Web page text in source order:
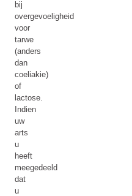
bij
overgevoeligheid
voor
tarwe
(anders
dan
coeliakie)
of
lactose.
Indien
uw
arts
u
heeft
meegedeeld
dat
u